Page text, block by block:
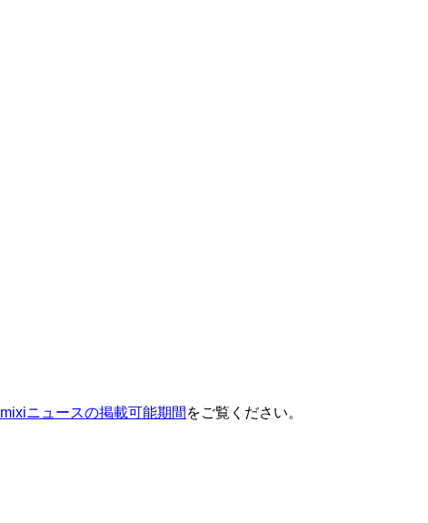
mixiニュースの掲載可能期間 をご覧ください。